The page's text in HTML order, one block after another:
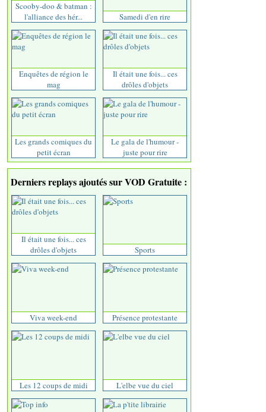
Scooby-doo & batman :
l'alliance des hér...
Samedi d'en rire
Enquêtes de région le
mag
Il était une fois... ces
drôles d'objets
Les grands comiques du
petit écran
Le gala de l'humour -
juste pour rire
Derniers replays ajoutés sur VOD Gratuite :
Il était une fois... ces
drôles d'objets
Sports
Viva week-end Présence protestante
Les 12 coups de midi L'elbe vue du ciel